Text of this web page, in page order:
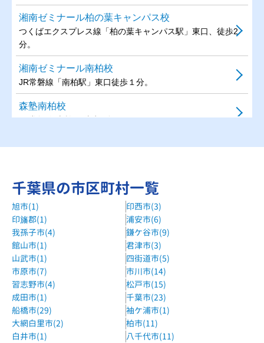
湘南ゼミナール柏の葉キャンパス校
つくばエクスプレス線「柏の葉キャンパス駅」東口、徒歩2
分。
湘南ゼミナール南柏校
JR常磐線「南柏駅」東口徒歩１分。
森塾南柏校
JR常磐線 南柏駅 徒歩1分
明光義塾大津ヶ丘教室
阪東バス大津ヶ丘四丁目バス停より徒歩3分
個別指導WAM増尾台校
南柏駅から車で7分
明光義塾南柏教室
常磐線南柏駅徒歩2分
学習塾ポラリス
新柏駅より徒歩17分、柏駅より徒歩23分
千葉県の市区町村一覧
旭市(1)
印西市(3)
印旛郡(1)
浦安市(6)
我孫子市(4)
鎌ケ谷市(9)
館山市(1)
君津市(3)
山武市(1)
四街道市(5)
市原市(7)
市川市(14)
習志野市(4)
松戸市(15)
成田市(1)
千葉市(23)
船橋市(29)
袖ケ浦市(1)
大網白里市(2)
柏市(11)
白井市(1)
八千代市(11)